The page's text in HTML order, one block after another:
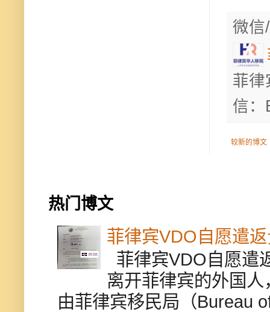
微
菲律
信：
较新的博文
热门博文
菲律宾VDO自愿遣
菲律宾VDO自愿遣
离开菲律宾的外国
由菲律宾移民局（Bureau